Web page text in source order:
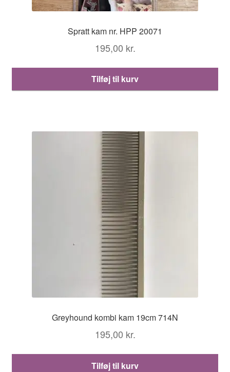
Spratt kam nr. HPP 20071
195,00 kr.
Tilføj til kurv
Greyhound kombi kam 19cm 714N
195,00 kr.
Tilføj til kurv